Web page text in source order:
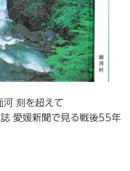
河 刻を超えて
新聞で見る戦後55年